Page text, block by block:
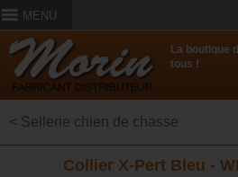
MENU
La boutique
tous !
< Sellerie chien de chasse
Collier X-Pert Bleu -